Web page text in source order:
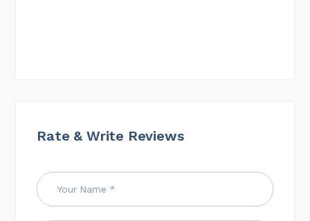
Rate & Write Reviews